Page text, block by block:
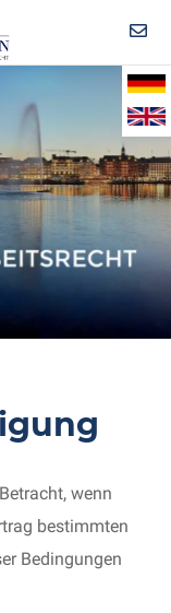
wenn
bestimmten
Bedingungen